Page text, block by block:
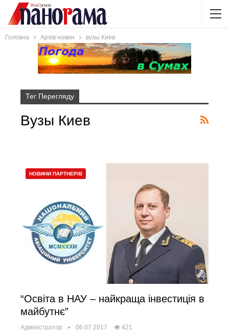
Головна Архів новин вузы Киев
Тег Перегляду
Вузы Киев
НОВИНИ ПАРТНЕРІВ
“Освіта в НАУ – найкраща інвестиція в
майбутнє”
Адміністратор 06.07.2017 421